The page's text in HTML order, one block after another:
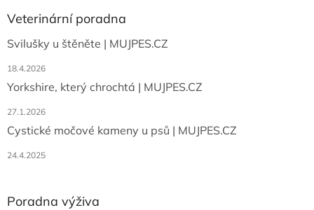
aVeterinární poradna
Svilušky u štěněte | MUJPES.CZ
18.4.2026
Yorkshire, který chrochtá | MUJPES.CZ
27.1.2026
Cystické močové kameny u psů | MUJPES.CZ
24.4.2025
Poradna výživa